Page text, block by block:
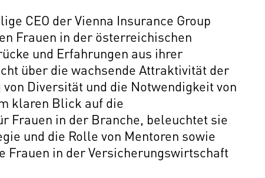
CEO der Vienna Insurance Group
Frauen in der österreichischen
und Erfahrungen aus ihrer
über die wachsende Attraktivität der
Diversität und die Notwendigkeit von
klaren Blick auf die
Frauen in der Branche, beleuchtet sie
und die Rolle von Mentoren sowie
Frauen in der Versicherungswirtschaft